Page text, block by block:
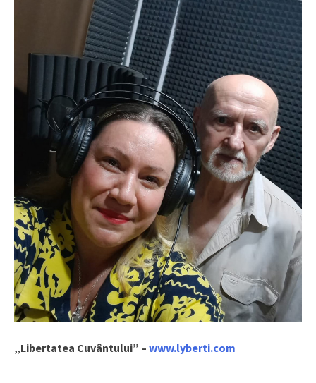
„Libertatea Cuvântului” – www.lyberti.com